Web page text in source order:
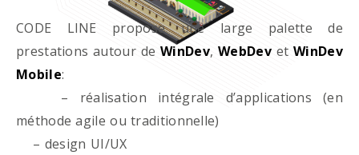
CODE LINE propose une large palette de
prestations autour deWinDev,WebDevet WinDev
Mobile:
– réalisation intégrale d’applications (en
méthode agile ou traditionnelle)
– design UI/UX